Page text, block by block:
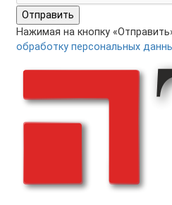
Отправить
Нажимая на кнопку
обработку персональных